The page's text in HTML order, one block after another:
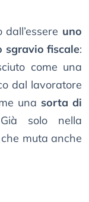
uno
sgravio fiscale:
come una
dal lavoratore
una sorta di
solo nella
muta anche